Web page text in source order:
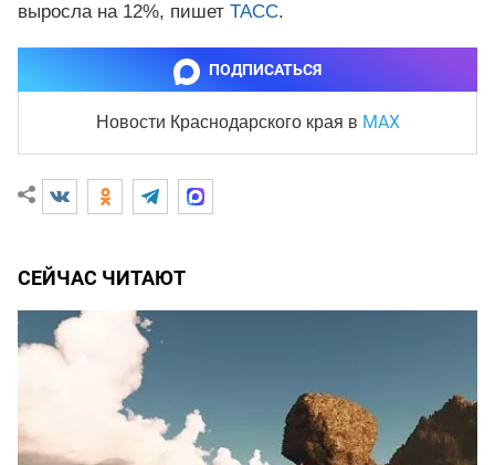
выросла на 12%, пишет ТАСС.
ПОДПИСАТЬСЯ
Новости Краснодарского края в MAX
СЕЙЧАС ЧИТАЮТ